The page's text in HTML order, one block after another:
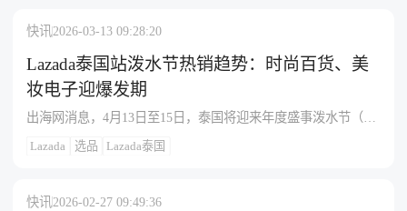
变动类目已在更新的《马来、泰国类目及税率对照表》中以绿
从中国内地、中国香港、韩国及日本履约至泰国的LGS跨境直
邮包裹，平台提醒商家及时登录知识库查看最新税表并据此调
整商品价格，同时强调税率将随泰国法规动态调整，最终征收
金额及计算逻辑以泰国海关实际执行为准。
快讯 2026-03-13 09:28:20
Lazada泰国站泼水节热销趋势：时尚百货、美
妆电子迎爆发期
出海网消息，4月13日至15日，泰国将迎来年度盛事泼水节（宋
干节），节日消费需求全面释放，为电商带来巨大增长机遇。
Lazada泰国站发布泼水节热销趋势，核心品类包括：时尚服饰
生活百货（水枪、水桶、手机防水袋、护目镜，客单价10-2000
Lazada 选品 Lazada泰国
快讯 2026-02-27 09:49:36